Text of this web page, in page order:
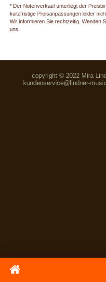
* Der Notenverkauf unterliegt der
kurzfristige Preisanpassungen leider
Wir informieren Sie rechtzeitig. Wenden
uns.
copyright © 2022 Mira
kundenservice@lindner-